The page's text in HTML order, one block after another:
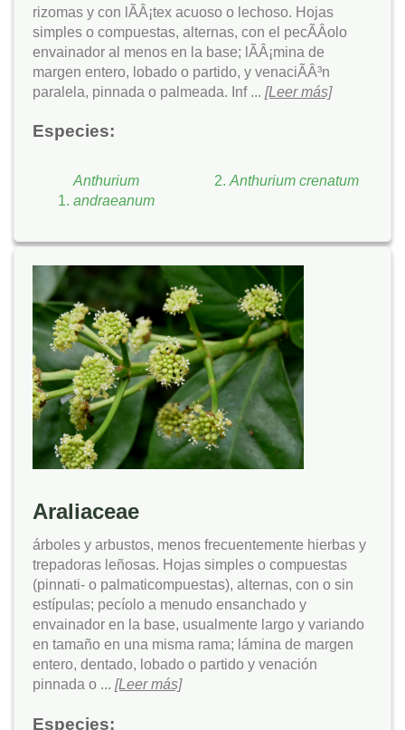
rizomas y con lÃÂ¡tex acuoso o lechoso. Hojas
simples o compuestas, alternas, con el pecÃÂ­olo
envainador al menos en la base; lÃÂ¡mina de
margen entero, lobado o partido, y venaciÃÂ³n
paralela, pinnada o palmeada. Inf ... [Leer más]
Especies:
Anthurium
andraeanum
Anthurium crenatum
Araliaceae
árboles y arbustos, menos frecuentemente hierbas y
trepadoras leñosas. Hojas simples o compuestas
(pinnati- o palmaticompuestas), alternas, con o sin
estípulas; pecíolo a menudo ensanchado y
envainador en la base, usualmente largo y variando
en tamaño en una misma rama; lámina de margen
entero, dentado, lobado o partido y venación
pinnada o ... [Leer más]
Especies: